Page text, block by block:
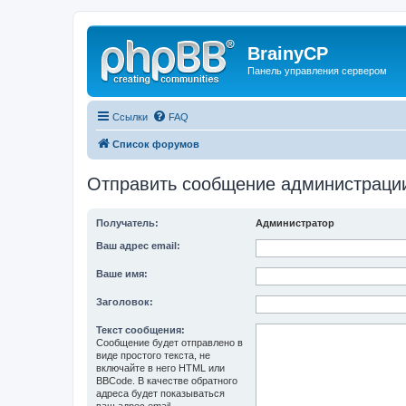
BrainyCP
Панель управления сервером
Ссылки FAQ
Список форумов
Отправить сообщение
Получатель: Администратор
Ваш адрес email:
Ваше имя:
Заголовок:
Текст сообщения:
Сообщение будет отправлено в
виде простого текста, не
включайте в него HTML или
BBCode. В качестве обратного
адреса будет показываться